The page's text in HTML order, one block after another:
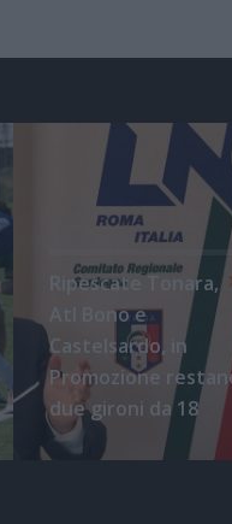
Ripescate Tonara,
Atl Bono e
Castelsardo, in
Promozione
due gironi da 18